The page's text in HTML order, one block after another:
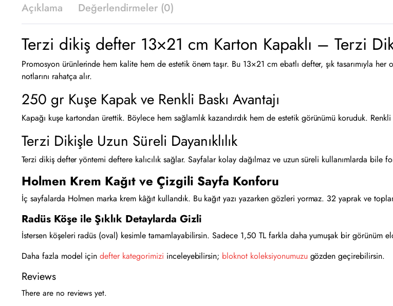
Açıklama Değerlendirmeler (0)
Terzi dikiş defter 13×21 cm Karton Kapaklı – Terzi
Promosyon ürünlerinde hem kalite hem de estetik önem taşır. Bu 13×21 cm ebatlı defter, şık tasarımıyla
notlarını rahatça alır.
250 gr Kuşe Kapak ve Renkli Baskı Avantajı
Kapağı kuşe kartondan ürettik. Böylece hem sağlamlık kazandırdık hem de estetik görünümü koruduk.
Terzi Dikişle Uzun Süreli Dayanıklılık
Terzi dikiş defter yöntemi deftere kalıcılık sağlar. Sayfalar kolay dağılmaz ve uzun süreli kullanımlarda bile
Holmen Krem Kağıt ve Çizgili Sayfa Konforu
İç sayfalarda Holmen marka krem kâğıt kullandık. Bu kağıt yazı yazarken gözleri yormaz. 32 yaprak ve
Radüs Köşe ile Şıklık Detaylarda Gizli
İstersen köşeleri radüs (oval) kesimle tamamlayabilirsin. Sadece 1,50 TL farkla daha yumuşak bir görünüm
Daha fazla model içindefter kategorimizi inceleyebilirsin; bloknot koleksiyonumuzugözden geçirebilirsin.
Reviews
There are no reviews yet.